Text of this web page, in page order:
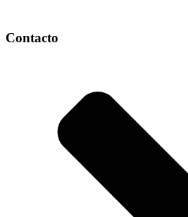
Contacto